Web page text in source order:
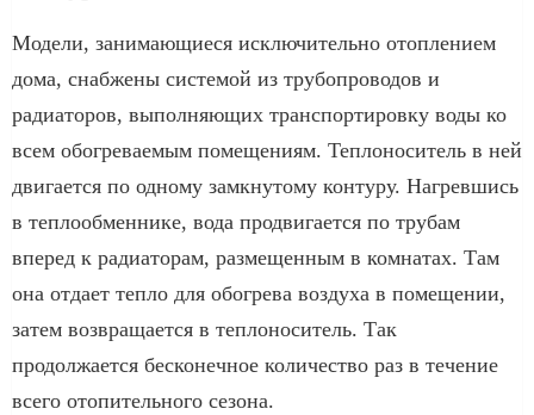
Модели, занимающиеся исключительно отоплением
дома, снабжены системой из трубопроводов и
радиаторов, выполняющих транспортировку воды ко
всем обогреваемым помещениям. Теплоноситель в ней
двигается по одному замкнутому контуру. Нагревшись
в теплообменнике, вода продвигается по трубам
вперед к радиаторам, размещенным в комнатах. Там
она отдает тепло для обогрева воздуха в помещении,
затем возвращается в теплоноситель. Так
продолжается бесконечное количество раз в течение
всего отопительного сезона.